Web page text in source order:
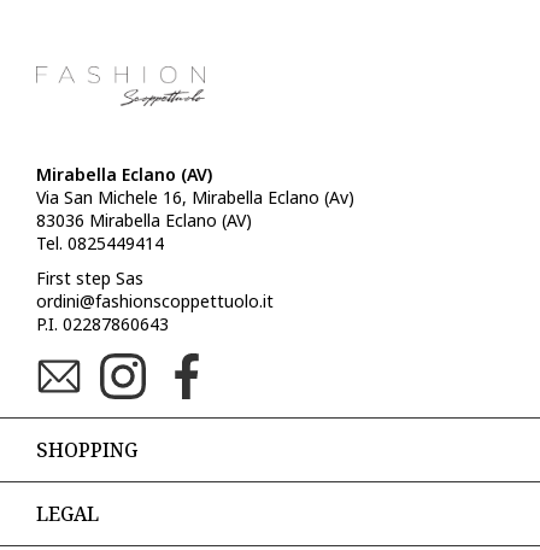
Mirabella Eclano (AV)
Via San Michele 16, Mirabella Eclano (Av)
83036 Mirabella Eclano (AV)
Tel. 0825449414
First step Sas
ordini@fashionscoppettuolo.it
P.I. 02287860643
SHOPPING
LEGAL